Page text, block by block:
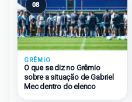
08
GRÊMIO
O que se diz no Grêmio
sobre a situação de Gabriel
Mec dentro do elenco